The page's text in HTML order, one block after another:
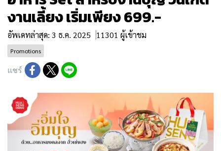
งานเลี้ยง เริ่มเพียง 699.-
อัพเดทล่าสุด: 3 ธ.ค. 2025 11301 ผู้เข้าชม
Promotions
แชร์